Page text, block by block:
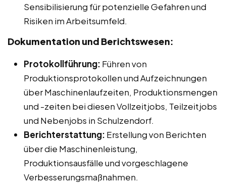
Sensibilisierung für potenzielle Gefahren und
Risiken im Arbeitsumfeld.
Dokumentation und Berichtswesen:
Protokollführung: Führen von
Produktionsprotokollen und Aufzeichnungen
über Maschinenlaufzeiten, Produktionsmengen
und -zeiten bei diesen Vollzeitjobs, Teilzeitjobs
und Nebenjobs in Schulzendorf.
Berichterstattung: Erstellung von Berichten
über die Maschinenleistung,
Produktionsausfälle und vorgeschlagene
Verbesserungsmaßnahmen.